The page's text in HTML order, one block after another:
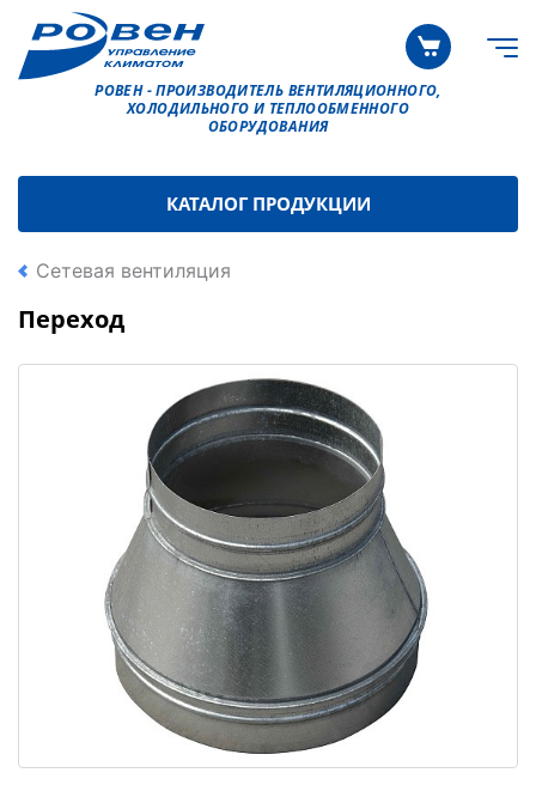
РОВЕН - ПРОИЗВОДИТЕЛЬ ВЕНТИЛЯЦИОННОГО,
ХОЛОДИЛЬНОГО И ТЕПЛООБМЕННОГО
ОБОРУДОВАНИЯ
КАТАЛОГ ПРОДУКЦИИ
Сетевая вентиляция
Переход